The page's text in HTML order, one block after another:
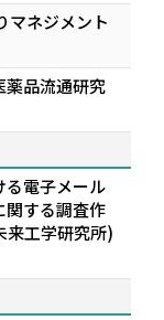
マネジメント
薬品流通研究
る電子メール
関する調査作
来工学研究所)